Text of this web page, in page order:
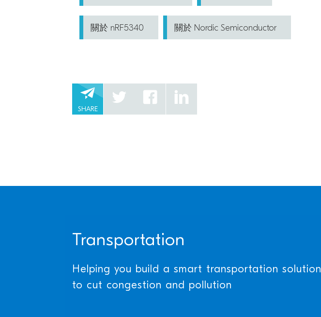
關於 nRF5340 關於 Nordic Semiconductor
SHARE
Transportation
Helping you build a smart transportation solution
to cut congestion and pollution